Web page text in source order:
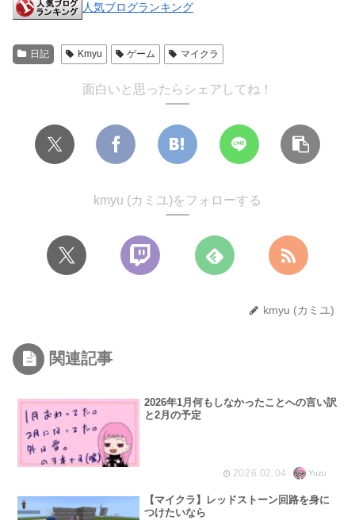
人気ブログランキング
日記 Kmyu ゲーム マイクラ
面白いと思ったらシェアしてね！
kmyu (カミユ)をフォローする
kmyu (カミユ)
関連記事
2026年1月何もしなかったことへの言い訳
と2月の予定
2026.02.04 Yuzu
【マイクラ】レッドストーン回路を身に
つけたいなら